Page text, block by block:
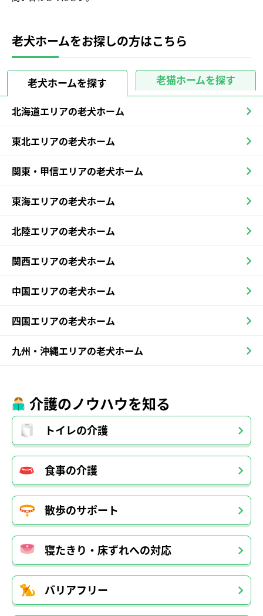
老犬ホームをお探しの方はこちら
老犬ホームを探す 老猫ホームを探す
北海道エリアの老犬ホーム
東北エリアの老犬ホーム
関東・甲信エリアの老犬ホーム
東海エリアの老犬ホーム
北陸エリアの老犬ホーム
関西エリアの老犬ホーム
中国エリアの老犬ホーム
四国エリアの老犬ホーム
九州・沖縄エリアの老犬ホーム
介護のノウハウを知る
トイレの介護
食事の介護
散歩のサポート
寝たきり・床ずれへの対応
バリアフリー